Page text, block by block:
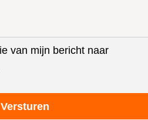
van mijn bericht naar